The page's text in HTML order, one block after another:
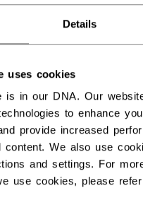
Details
uses cookies
is in our DNA. Our
to enhance
provide increased
content. We also use
and settings. For
use cookies, please
Rücksendungen